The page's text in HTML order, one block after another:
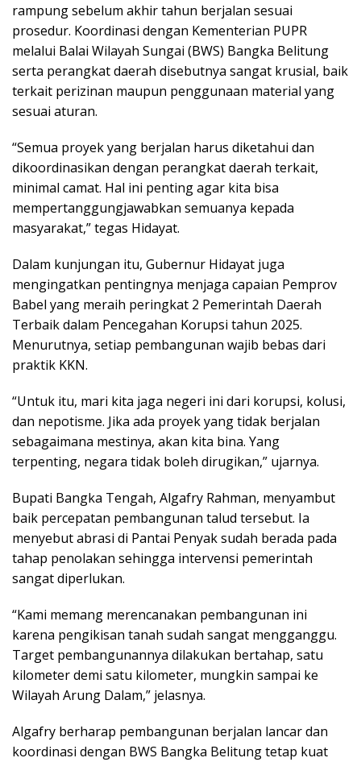
rampung sebelum akhir tahun berjalan sesuai
prosedur. Koordinasi dengan Kementerian PUPR
melalui Balai Wilayah Sungai (BWS) Bangka Belitung
serta perangkat daerah disebutnya sangat krusial, baik
terkait perizinan maupun penggunaan material yang
sesuai aturan.
“Semua proyek yang berjalan harus diketahui dan
dikoordinasikan dengan perangkat daerah terkait,
minimal camat. Hal ini penting agar kita bisa
mempertanggungjawabkan semuanya kepada
masyarakat,” tegas Hidayat.
Dalam kunjungan itu, Gubernur Hidayat juga
mengingatkan pentingnya menjaga capaian Pemprov
Babel yang meraih peringkat 2 Pemerintah Daerah
Terbaik dalam Pencegahan Korupsi tahun 2025.
Menurutnya, setiap pembangunan wajib bebas dari
praktik KKN.
“Untuk itu, mari kita jaga negeri ini dari korupsi, kolusi,
dan nepotisme. Jika ada proyek yang tidak berjalan
sebagaimana mestinya, akan kita bina. Yang
terpenting, negara tidak boleh dirugikan,” ujarnya.
Bupati Bangka Tengah, Algafry Rahman, menyambut
baik percepatan pembangunan talud tersebut. Ia
menyebut abrasi di Pantai Penyak sudah berada pada
tahap penolakan sehingga intervensi pemerintah
sangat diperlukan.
“Kami memang merencanakan pembangunan ini
karena pengikisan tanah sudah sangat mengganggu.
Target pembangunannya dilakukan bertahap, satu
kilometer demi satu kilometer, mungkin sampai ke
Wilayah Arung Dalam,” jelasnya.
Algafry berharap pembangunan berjalan lancar dan
koordinasi dengan BWS Bangka Belitung tetap kuat